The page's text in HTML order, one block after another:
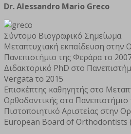
Dr. Alessandro Mario Greco
Σύντομο Βιογραφικό Σημείωμα
Μεταπτυχιακή εκπαίδευση στην
Πανεπιστήμιο της Φεράρα το
Διδακτορικό PhD στο
Vergata το 2015
Επισκέπτης καθηγητής στο
Ορθοδοντικής στο
Πιστοποιητικό Αριστείας στην
European Board of Orthodontists